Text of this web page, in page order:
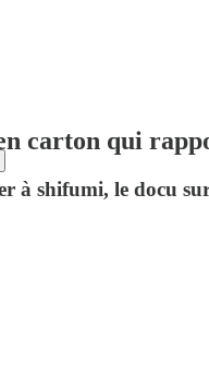
carton qui
à shifumi, le docu